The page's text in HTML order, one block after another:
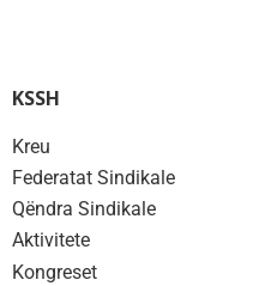
KSSH
Kreu
Federatat Sindikale
Qëndra Sindikale
Aktivitete
Kongreset